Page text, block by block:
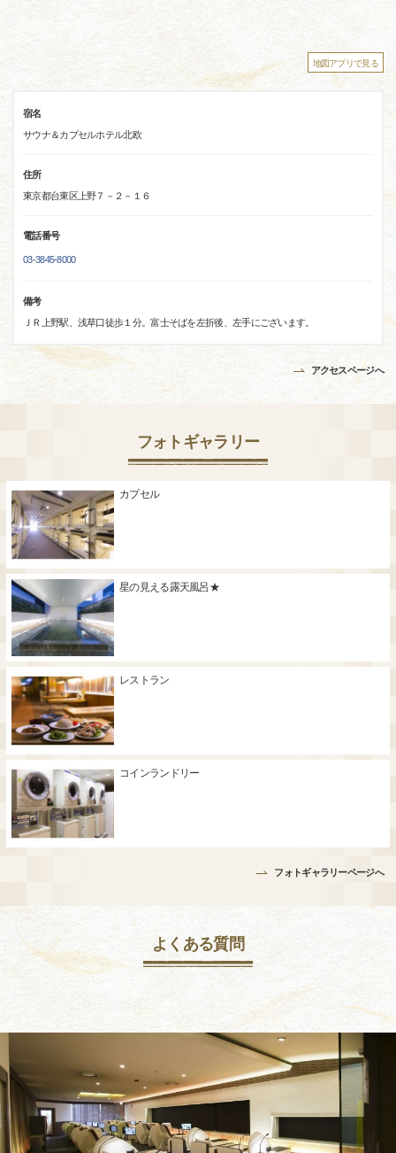
地図アプリで見る
宿名
サウナ＆カプセルホテル北欧
住所
東京都台東区上野７－２－１６
電話番号
03-3845-8000
備考
ＪＲ上野駅、浅草口徒歩１分。富士そばを左折後、左手にございます。
アクセスページへ
フォトギャラリー
カプセル
星の見える露天風呂★
レストラン
コインランドリー
フォトギャラリーページへ
よくある質問